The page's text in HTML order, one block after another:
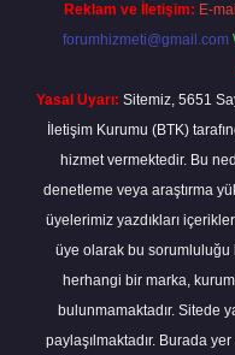
Reklam ve İletişim: E-
forumhizmeti@gmail.com
Yasal Uyarı: Sitemiz, 5651
İletişim Kurumu (BTK)
hizmet vermektedir. Bu
denetleme veya araştırma
üyelerimiz yazdıkları
üye olarak bu sorumluluğu
herhangi bir marka,
bulunmamaktadır. Sitede
paylaşılmaktadır. Burada